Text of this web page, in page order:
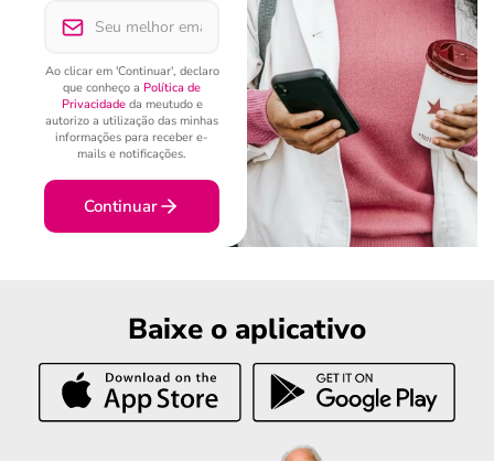
Ao clicar em 'Continuar', declaro
que conheço a Política de
Privacidadeda meutudo e
autorizo a utilização das minhas
informações para receber e-
mails e notificações.
Continuar
Baixe o aplicativo